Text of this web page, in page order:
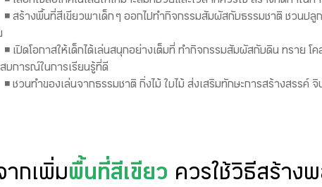
◾ สร้างพื้นที่สีเขียวพาเด็ก ๆ ออกไปทำกิจกรรมสัมผัสกับธรรมชาติ ชวนป
◾ เปิดโอกาสให้เด็กได้เล่นสนุกอย่างเต็มที่ ทำกิจกรรมสัมผัสกับดิน ทราย
บการณ์ในการเรียนรู้ที่ดี
◾ ชวนทำของเล่นจากธรรมชาติ กิ่งไม้ ใบไม้ ส่งเสริมทักษะการสร้างสรรค์
ากเพิ่มพื้นที่สีเขียว ควรใช้วิธีสร้าง